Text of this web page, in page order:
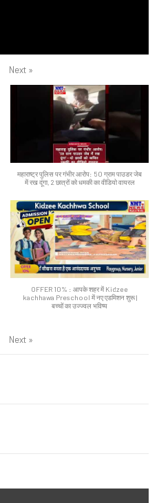
Next »
महाराष्ट्र पुलिस पर गंभीर आरोप: 50 ग्राम पाउडर जेब
में रख दूंगा, 2 छात्रों को धमकी का वीडियो वायरल
OFFER 10% : आपके शहर में Kidzee
kachhawa Preschool में नए एडमिशन शुरू |
बच्चों का उज्ज्वल भविष्य
Next »